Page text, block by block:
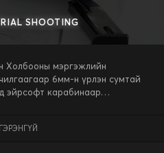
SHOOTING
Холбооны мэргэжлийн
6мм-н үрлэн сумтай
эйрсофт карабинаар